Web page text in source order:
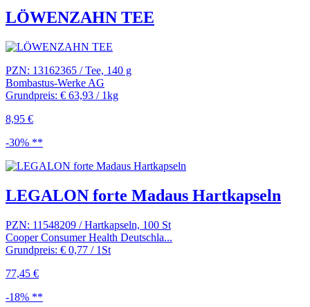
LÖWENZAHN TEE
PZN: 13162365 / Tee, 140 g
Bombastus-Werke AG
Grundpreis: € 63,93 / 1kg
8,95 €
-30% **
LEGALON forte Madaus Hartkapseln
PZN: 11548209 / Hartkapseln, 100 St
Cooper Consumer Health Deutschla...
Grundpreis: € 0,77 / 1St
77,45 €
-18% **